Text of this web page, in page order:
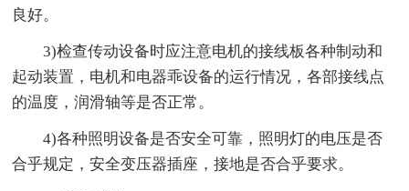
良好。
3)检查传动设备时应注意电机的接线板各种制动和
起动装置，电机和电器乖设备的运行情况，各部接线点
的温度，润滑轴等是否正常。
4)各种照明设备是否安全可靠，照明灯的电压是否
合乎规定，安全变压器插座，接地是否合乎要求。